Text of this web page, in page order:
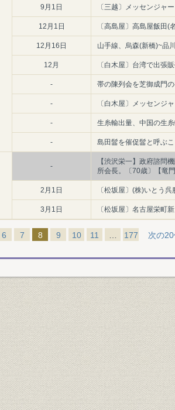
9月1日 〔三越〕メッセンジャ
12月1日 〔高島屋〕高島屋飯田(
12月16日 山手線、烏森(新橋)~品
12月 〔白木屋〕台湾で出張
- 帯の陳列会を芝御成門
- 〔白木屋〕メッセンジ
- 生糸輸出量、中国の生
- 島田髷を催促髷と呼ぶ
-
【渋沢栄一】政府諮問
所会長。〔70歳〕【竜
2月1日 〔松坂屋〕(株)いとう呉
3月1日 〔松坂屋〕名古屋栄町
6 7 8 9 10 11 177 次の